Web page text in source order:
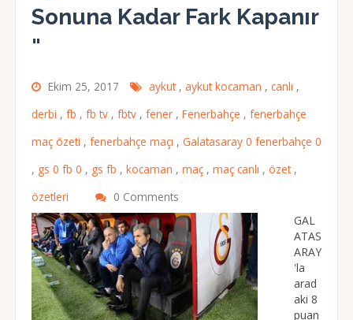
Sonuna Kadar Fark Kapanır
"
Ekim 25, 2017 aykut , aykut kocaman , canlı ,
derbi , fb , fb tv , fbtv , fener , Fenerbahçe , fenerbahçe
maç özeti , fenerbahçe maçı , Galatasaray 0 fenerbahçe 0
, gs 0 fb 0 , gs fb , kocaman , maç , maç canlı , özet ,
özetleri
0 Comments
GAL
ATAS
ARAY
'la
arad
aki 8
puan